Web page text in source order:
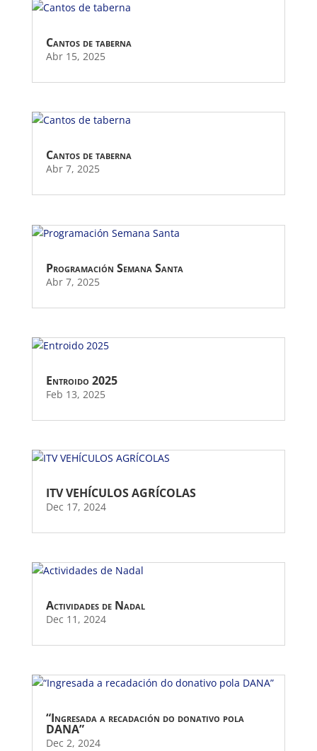
Cantos de taberna
Abr 15, 2025
Cantos de taberna
Abr 7, 2025
Programación Semana Santa
Abr 7, 2025
Entroido 2025
Feb 13, 2025
ITV VEHÍCULOS AGRÍCOLAS
Dec 17, 2024
Actividades de Nadal
Dec 11, 2024
“Ingresada a recadación do donativo pola
DANA”
Dec 2, 2024